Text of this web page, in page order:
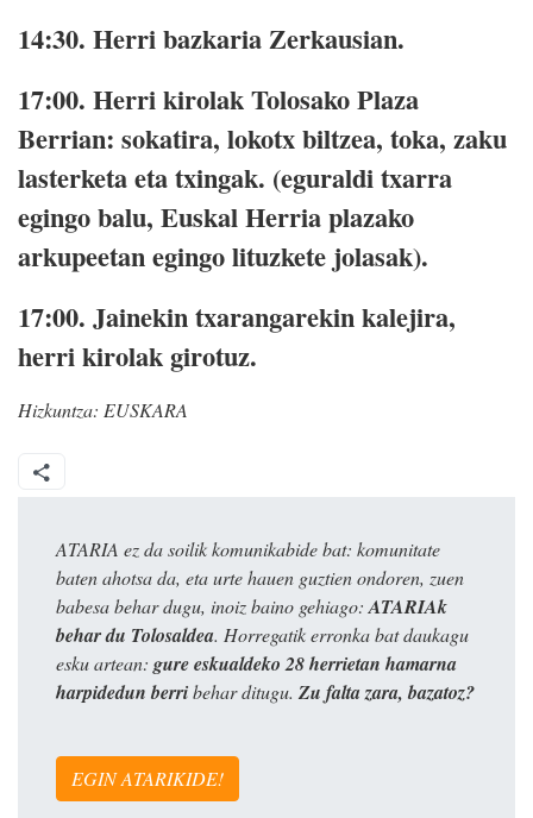
14:30. Herri bazkaria Zerkausian.
17:00. Herri kirolak Tolosako Plaza
Berrian: sokatira, lokotx biltzea, toka, zaku
lasterketa eta txingak. (eguraldi txarra
egingo balu, Euskal Herria plazako
arkupeetan egingo lituzkete jolasak).
17:00. Jainekin txarangarekin kalejira,
herri kirolak girotuz.
Hizkuntza: EUSKARA
ATARIA ez da soilik komunikabide bat: komunitate
baten ahotsa da, eta urte hauen guztien ondoren, zuen
babesa behar dugu, inoiz baino gehiago: ATARIAk
behar du Tolosaldea. Horregatik erronka bat daukagu
esku artean: gure eskualdeko 28 herrietan hamarna
harpidedun berribehar ditugu. Zu falta zara, bazatoz?
EGIN ATARIKIDE!